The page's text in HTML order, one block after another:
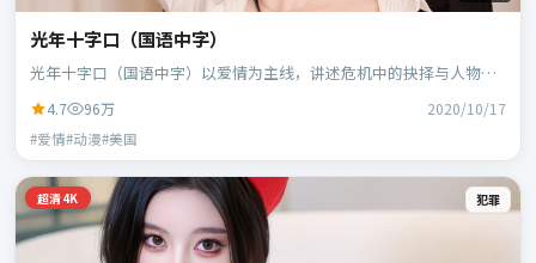
光年十字口（国语中字）
光年十字口（国语中字）以爱情为主线，讲述危机中的抉择与人物成
4.7 96万 2020/10/17
#爱情#动漫#美国
超清4K 犯罪